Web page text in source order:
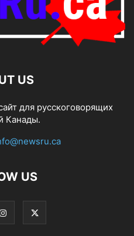
US
для русскоговорящих
Канады.
US